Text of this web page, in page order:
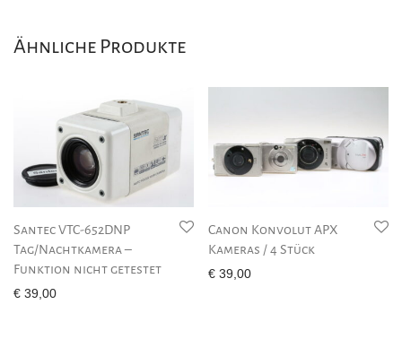
Ähnliche Produkte
Santec VTC-652DNP
Tag/Nachtkamera –
Funktion nicht getestet
€ 39,00
Canon Konvolut APX
Kameras / 4 Stück
€ 39,00